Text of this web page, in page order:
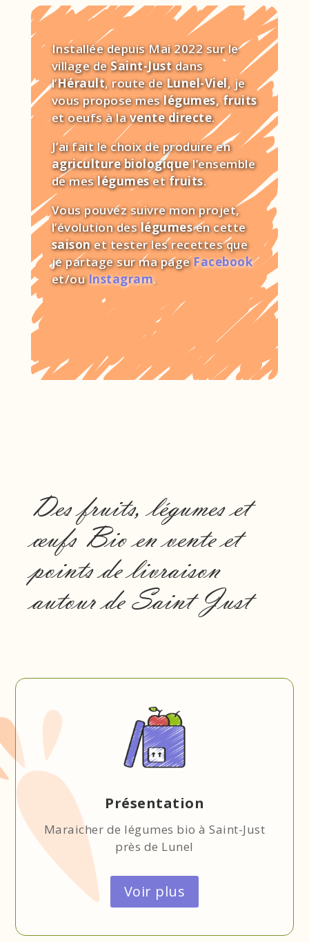
Installée depuis Mai 2022 sur le
village deSaint-Justdans
l’Hérault, route deLunel-Viel, je
vous propose meslégumes, fruits
et oeufs à lavente directe.
J’ai fait le choix de produire en
agriculture biologiquel’ensemble
de meslégumesetfruits.
Vous pouvez suivre mon projet,
l’évolution deslégumesen cette
saisonet tester les recettes que
je partage sur ma pageFacebook
et/ouInstagram.
Des fruits, légumes et
œufs Bio en vente et
points de livraison
autour de Saint Just
Présentation
Maraicher de légumes bio à Saint-Just
près de Lunel
Voir plus